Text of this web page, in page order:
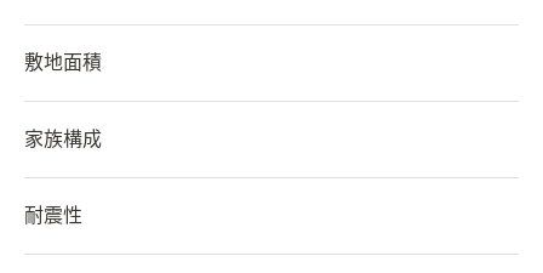
敷地面積
家族構成
耐震性